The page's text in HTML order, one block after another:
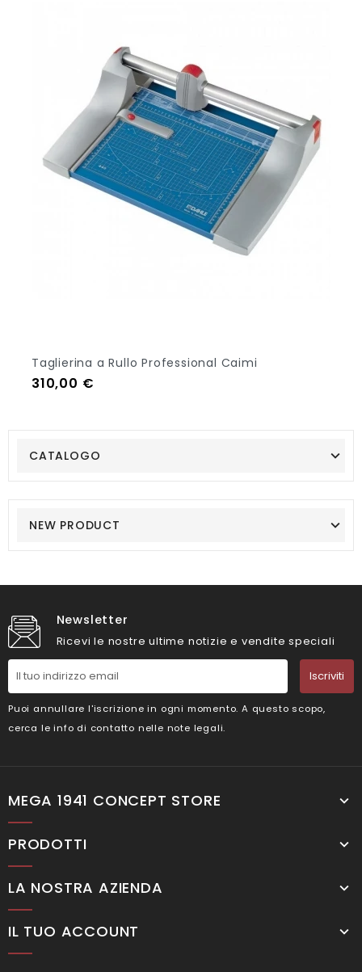
CATALOGO
NEW PRODUCT
Taglierina a Rullo Professional Caimi
Prezzo
310,00 €
Newsletter
Ricevi le nostre ultime notizie e vendite speciali
Iscriviti
Puoi annullare l'iscrizione in ogni momento. A questo scopo,
cerca le info di contatto nelle note legali.
MEGA 1941 CONCEPT STORE
PRODOTTI
LA NOSTRA AZIENDA
IL TUO ACCOUNT